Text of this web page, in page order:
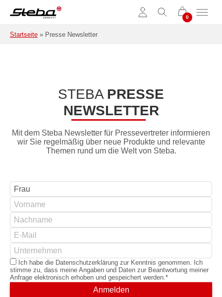
Startseite » Presse Newsletter
STEBA PRESSE
NEWSLETTER
Mit dem Steba Newsletter für Pressevertreter informieren
wir Sie regelmäßig über neue Produkte und relevante
Themen rund um die Welt von Steba.
Ich habe die Datenschutzerklärung zur Kenntnis genommen. Ich
stimme zu, dass meine Angaben und Daten zur Beantwortung meiner
Anfrage elektronisch erhoben und gespeichert werden.*